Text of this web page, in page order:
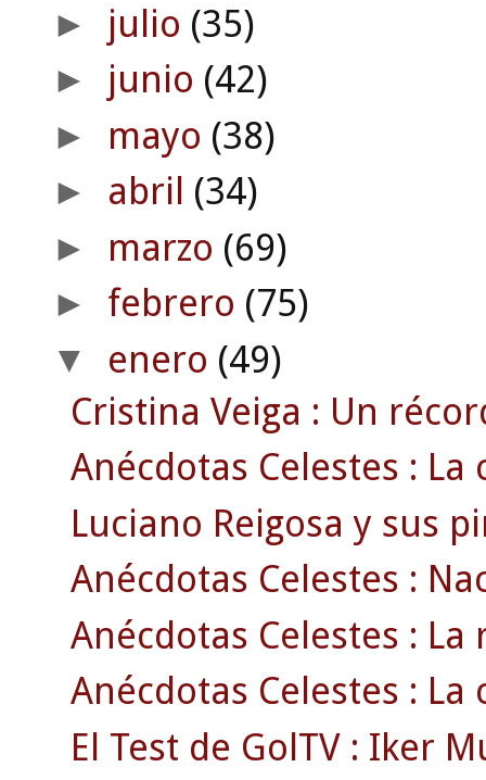
► julio (35)
► junio (42)
► mayo (38)
► abril (34)
► marzo (69)
► febrero (75)
▼ enero (49)
Cristina Veiga : Un
Anécdotas Celestes :
Luciano Reigosa y sus
Anécdotas Celestes :
Anécdotas Celestes :
Anécdotas Celestes : La
El Test de GolTV : Iker